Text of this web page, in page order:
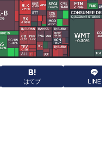
はてブ LINE